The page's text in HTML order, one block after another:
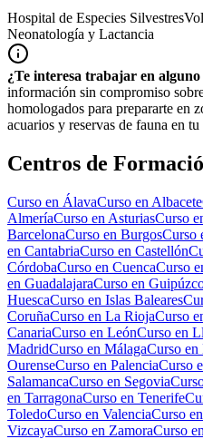
Hospital de Especies Silvestres
Neonatología y Lactancia
¿Te interesa trabajar en alguno
información sin compromiso
homologados para prepararte en
acuarios y reservas de fauna en
Centros de
Curso en ÁlavaCurso en Albacete
AlmeríaCurso en AsturiasCurso
BarcelonaCurso en BurgosCurso
en CantabriaCurso en Castellón
CórdobaCurso en CuencaCurso
en GuadalajaraCurso en
HuescaCurso en Islas Baleares
CoruñaCurso en La RiojaCurso
CanariaCurso en LeónCurso en
MadridCurso en MálagaCurso en
OurenseCurso en PalenciaCurso
SalamancaCurso en Segovia
en TarragonaCurso en Tenerife
ToledoCurso en ValenciaCurso en
VizcayaCurso en ZamoraCurso en